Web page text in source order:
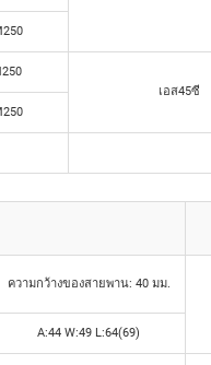
เอส45ซี
ความกว้างของสายพาน: 40 มม.
A:44 W:49 L:64(69)